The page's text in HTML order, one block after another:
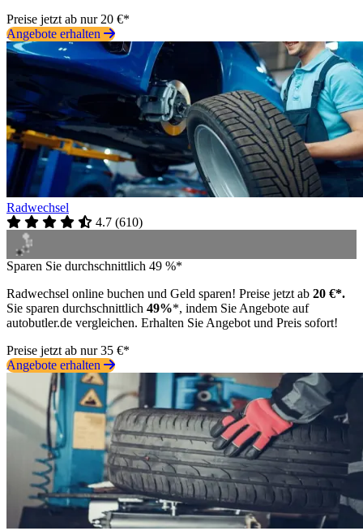
Preise jetzt ab nur 20 €*
Angebote erhalten
Radwechsel
4.7 (610)
Sparen Sie durchschnittlich 49 %*
Radwechsel online buchen und Geld sparen! Preise jetzt ab 20 €*.
Sie sparen durchschnittlich 49%*, indem Sie Angebote auf
autobutler.de vergleichen. Erhalten Sie Angebot und Preis sofort!
Preise jetzt ab nur 35 €*
Angebote erhalten